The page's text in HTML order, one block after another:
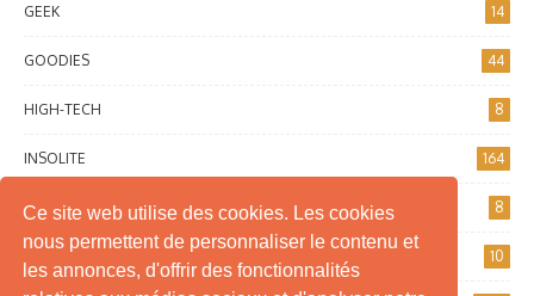
Ce site web utilise des cookies. Les cookies
nous permettent de personnaliser le contenu et
les annonces, d'offrir des fonctionnalités
GEEK 14
GOODIES 44
HIGH-TECH 8
INSOLITE 164
INTERNET 8
JEUX DE SOCIÉTÉ 10